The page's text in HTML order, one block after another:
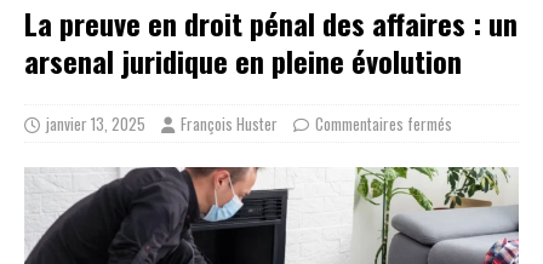
La preuve en droit pénal des affaires : un
arsenal juridique en pleine évolution
janvier 13, 2025 François Huster Commentaires fermés